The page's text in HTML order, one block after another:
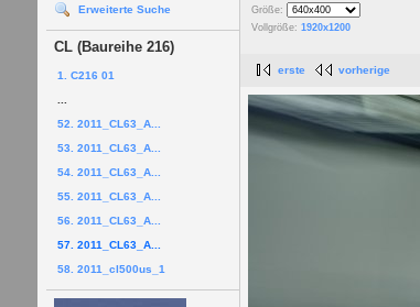
Erweiterte Suche
CL (Baureihe 216)
1. C216 01
52. 2011_CL63_A...
53. 2011_CL63_A...
54. 2011_CL63_A...
55. 2011_CL63_A...
56. 2011_CL63_A...
57. 2011_CL63_A...
58. 2011_cl500us_1
Größe:
Vollgröße: 1920x1200
erste vorherige